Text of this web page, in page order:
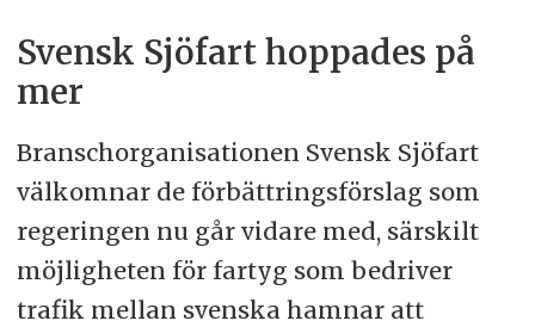
Svensk Sjöfart hoppades på
mer
Branschorganisationen Svensk Sjöfart
välkomnar de förbättringsförslag som
regeringen nu går vidare med, särskilt
möjligheten för fartyg som bedriver
trafik mellan svenska hamnar att